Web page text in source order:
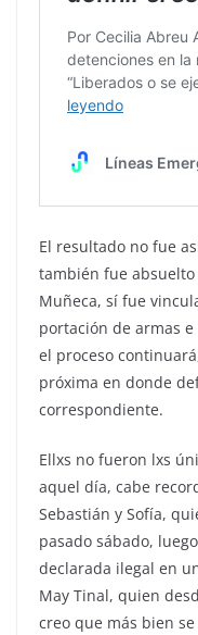
El resultado no fue
también fue
Muñeca, sí fue
portación de armas
el proceso
próxima en donde
correspondiente.
Ellxs no fueron lxs
aquel día, cabe
Sebastián y Sofía,
pasado sábado,
declarada ilegal en
May Tinal, quien
creo que más bien